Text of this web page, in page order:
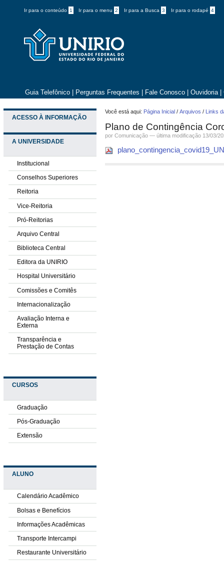
Ir para o conteúdo 1 Ir para o menu 2 Ir para a Busca 3 Ir para o rodapé 4
Guia Telefônico Perguntas Frequentes Fale Conosco Ouvidoria
ACESSO À INFORMAÇÃO
A UNIVERSIDADE
Institucional
Conselhos Superiores
Reitoria
Vice-Reitoria
Pró-Reitorias
Arquivo Central
Biblioteca Central
Editora da UNIRIO
Hospital Universitário
Comissões e Comitês
Internacionalização
Avaliação Interna e
Externa
Transparência e
Prestação de Contas
CURSOS
Graduação
Pós-Graduação
Extensão
ALUNO
Calendário Acadêmico
Bolsas e Benefícios
Informações Acadêmicas
Transporte Intercampi
Restaurante Universitário
Você está aqui: Página Inicial /Arquivos / Links
Plano de Contingência
porComunicação —última modificação 13/03/